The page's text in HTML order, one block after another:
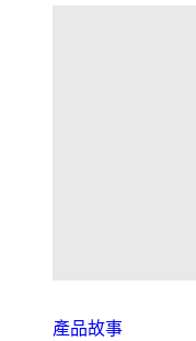
產品故事